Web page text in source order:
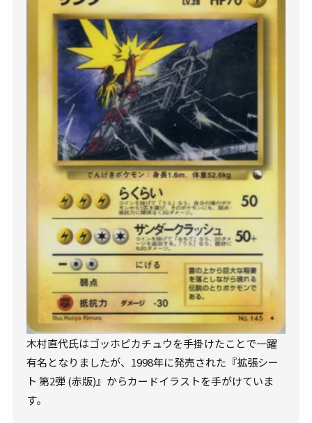
木村直代氏はゴッホピカチュウを手掛けたことで一躍
有名となりましたが、1998年に発売された『拡張シー
ト 第2弾 (赤版)』からカードイラストを手がけていま
す。